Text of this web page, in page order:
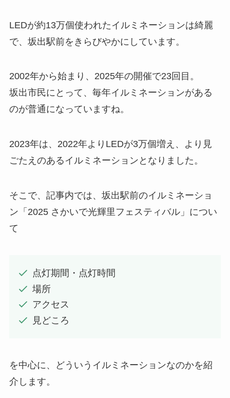
LEDが約13万個使われたイルミネーションは綺麗
で、坂出駅前をきらびやかにしています。
2002年から始まり、2025年の開催で23回目。
坂出市民にとって、毎年イルミネーションがある
のが普通になっていますね。
2023年は、2022年よりLEDが3万個増え、より見
ごたえのあるイルミネーションとなりました。
そこで、記事内では、坂出駅前のイルミネーショ
ン「2025 さかいで光輝里フェスティバル」につい
て
点灯期間・点灯時間
場所
アクセス
見どころ
を中心に、どういうイルミネーションなのかを紹
介します。